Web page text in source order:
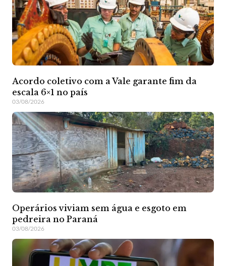
Acordo coletivo com a Vale garante fim da
escala 6×1 no país
03/08/2026
Operários viviam sem água e esgoto em
pedreira no Paraná
03/08/2026